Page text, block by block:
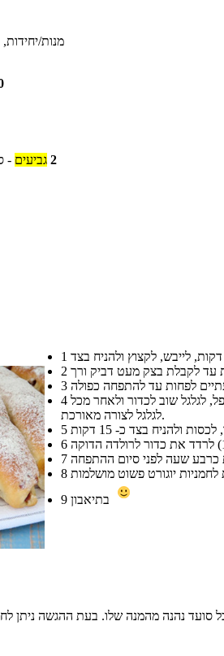
8 מנות/יחידות, 103 גרם למנה\יחידה
2 גביעים -
1
2
3
4
לגלגל לצורה מאורכת.
5
6
7
8
9